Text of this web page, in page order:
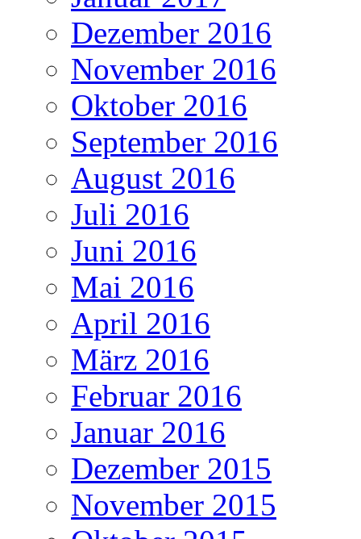
Dezember 2016
November 2016
Oktober 2016
September 2016
August 2016
Juli 2016
Juni 2016
Mai 2016
April 2016
März 2016
Februar 2016
Januar 2016
Dezember 2015
November 2015